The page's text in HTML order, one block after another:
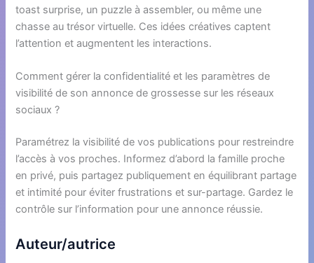
toast surprise, un puzzle à assembler, ou même une
chasse au trésor virtuelle. Ces idées créatives captent
l’attention et augmentent les interactions.
Comment gérer la confidentialité et les paramètres de
visibilité de son annonce de grossesse sur les réseaux
sociaux ?
Paramétrez la visibilité de vos publications pour restreindre
l’accès à vos proches. Informez d’abord la famille proche
en privé, puis partagez publiquement en équilibrant partage
et intimité pour éviter frustrations et sur-partage. Gardez le
contrôle sur l’information pour une annonce réussie.
Auteur/autrice